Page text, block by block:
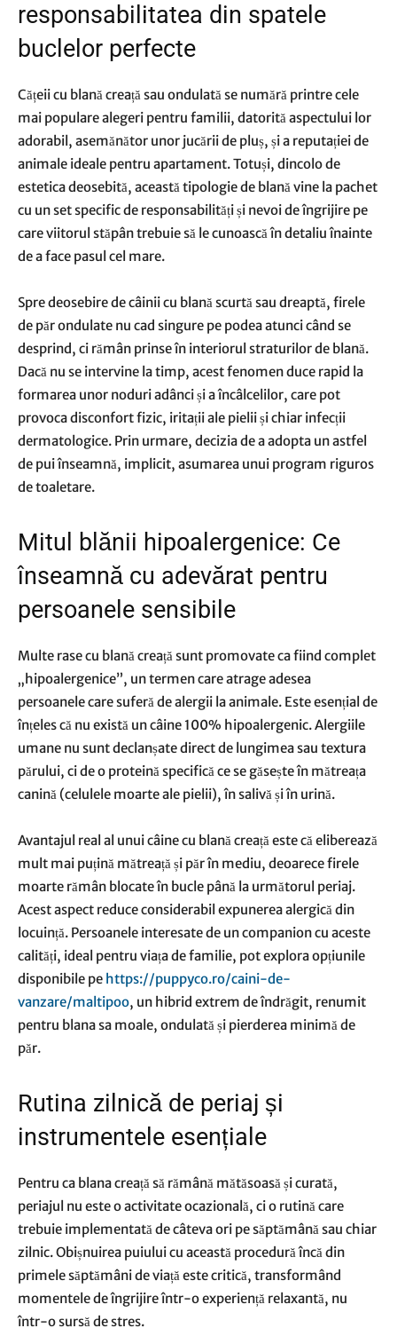
responsabilitatea din spatele
buclelor perfecte
Cățeii cu blană creață sau ondulată se numără printre cele
mai populare alegeri pentru familii, datorită aspectului lor
adorabil, asemănător unor jucării de pluș, și a reputației de
animale ideale pentru apartament. Totuși, dincolo de
estetica deosebită, această tipologie de blană vine la pachet
cu un set specific de responsabilități și nevoi de îngrijire pe
care viitorul stăpân trebuie să le cunoască în detaliu înainte
de a face pasul cel mare.
Spre deosebire de câinii cu blană scurtă sau dreaptă, firele
de păr ondulate nu cad singure pe podea atunci când se
desprind, ci rămân prinse în interiorul straturilor de blană.
Dacă nu se intervine la timp, acest fenomen duce rapid la
formarea unor noduri adânci și a încâlcelilor, care pot
provoca disconfort fizic, iritații ale pielii și chiar infecții
dermatologice. Prin urmare, decizia de a adopta un astfel
de pui înseamnă, implicit, asumarea unui program riguros
de toaletare.
Mitul blănii hipoalergenice: Ce
înseamnă cu adevărat pentru
persoanele sensibile
Multe rase cu blană creață sunt promovate ca fiind complet
„hipoalergenice”, un termen care atrage adesea
persoanele care suferă de alergii la animale. Este esențial de
înțeles că nu există un câine 100% hipoalergenic. Alergiile
umane nu sunt declanșate direct de lungimea sau textura
părului, ci de o proteină specifică ce se găsește în mătreața
canină (celulele moarte ale pielii), în salivă și în urină.
Avantajul real al unui câine cu blană creață este că eliberează
mult mai puțină mătreață și păr în mediu, deoarece firele
moarte rămân blocate în bucle până la următorul periaj.
Acest aspect reduce considerabil expunerea alergică din
locuință. Persoanele interesate de un companion cu aceste
calități, ideal pentru viața de familie, pot explora opțiunile
disponibile pe https://puppyco.ro/caini-de-
vanzare/maltipoo, un hibrid extrem de îndrăgit, renumit
pentru blana sa moale, ondulată și pierderea minimă de
păr.
Rutina zilnică de periaj și
instrumentele esențiale
Pentru ca blana creață să rămână mătăsoasă și curată,
periajul nu este o activitate ocazională, ci o rutină care
trebuie implementată de câteva ori pe săptămână sau chiar
zilnic. Obișnuirea puiului cu această procedură încă din
primele săptămâni de viață este critică, transformând
momentele de îngrijire într-o experiență relaxantă, nu
într-o sursă de stres.